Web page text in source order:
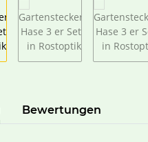
Bewertungen